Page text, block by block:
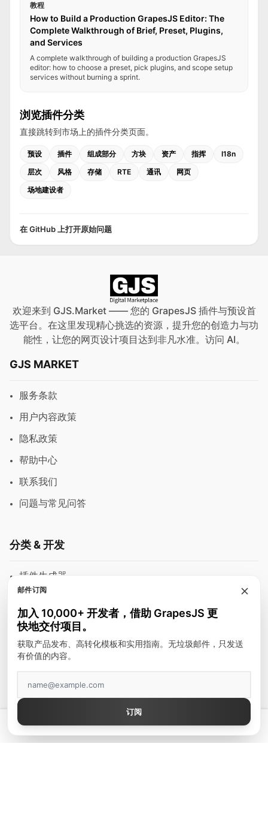
💡 拥有真正好用的 GrapesJS 编辑器 — 起价 $300
教程
How to Build a Production GrapesJS Editor: The
Complete Walkthrough of Brief, Preset, Plugins,
and Services
A complete walkthrough of building a production GrapesJS
editor: how to choose a preset, pick plugins, and scope setup
services without burning a sprint.
浏览插件分类
直接跳转到市场上的插件分类页面。
预设 插件 组成部分 方块 资产 指挥
I18n
层次
风格 存储 RTE 通讯
网页
场地建设者
在 GitHub 上打开原始问题
欢迎来到 GJS.Market —— 您的 GrapesJS 插件与预设首
选平台。在这里发现精心挑选的资源，提升您的创造力与功
能性，让您的网页设计项目达到非凡水准。访问 AI。
GJS MARKET
服务条款
用户内容政策
隐私政策
帮助中心
联系我们
问题与常见问答
分类 & 开发
插件生成器
模块
富文本编辑器
邮件模板
建站工具
顶级作者
GrapesJS Official
邮件订阅
加入 10,000+ 开发者，借助 GrapesJS 更
快地交付项目。
获取产品发布、高转化模板和实用指南。无垃圾邮件，只发送
有价值的内容。
订阅